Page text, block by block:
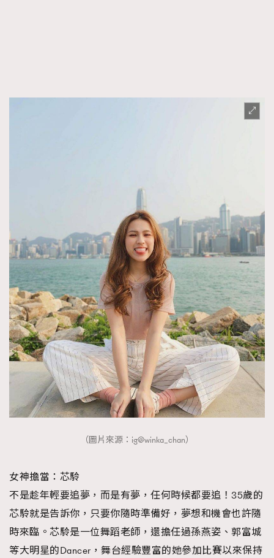
TRENDING
AFrenchMind
DressLikeAParisienne
EmpowerF
FashionWeek FigaroAesthetic
（圖片來源：ig@winka_chan）
女神擔當：芯駖
不是趁年輕要追夢，而是有夢，任何時候都要追！35歲的
芯駖就是告訴你，只要你隨時準備好，夢想和機會也許隨
時來臨。芯駖是一位舞蹈老師，還擔任過孫燕姿、郭富城
等大明星的Dancer，舞台經驗豐富的她參加比賽以來保持